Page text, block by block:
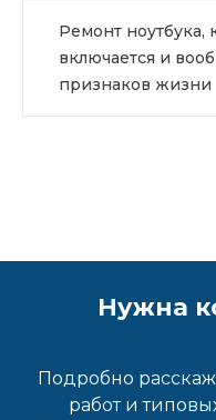
Ремонт ноутбука,
включается и
признаков жизни
Нужна
Подробно
работ и